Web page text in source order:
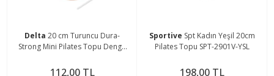
Delta 20 cm Turuncu Dura-
Strong Mini Pilates Topu Denge
112,00 TL
Sportive Spt Kadın Yeşil 20cm
Pilates Topu SPT-2901V-YSL
198,00 TL